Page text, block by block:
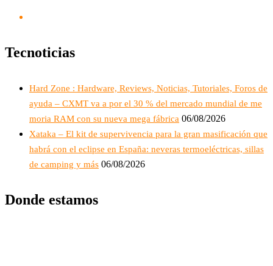
Tecnoticias
Hard Zone : Hardware, Reviews, Noticias, Tutoriales, Foros de
ayuda – CXMT va a por el 30 % del mercado mundial de me
moria RAM con su nueva mega fábrica 06/08/2026
Xataka – El kit de supervivencia para la gran masificación que
habrá con el eclipse en España: neveras termoeléctricas, sillas
de camping y más 06/08/2026
Donde estamos